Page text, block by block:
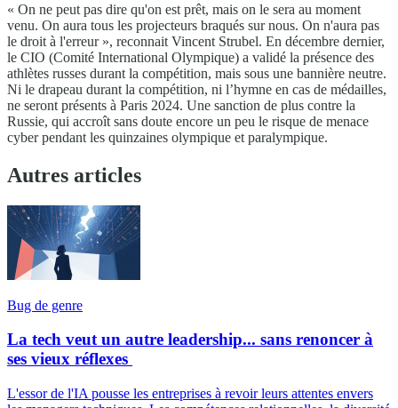
« On ne peut pas dire qu'on est prêt, mais on le sera au moment
venu. On aura tous les projecteurs braqués sur nous. On n'aura pas
le droit à l'erreur », reconnait Vincent Strubel. En décembre dernier,
le CIO (Comité International Olympique) a validé la présence des
athlètes russes durant la compétition, mais sous une bannière neutre.
Ni le drapeau durant la compétition, ni l’hymne en cas de médailles,
ne seront présents à Paris 2024. Une sanction de plus contre la
Russie, qui accroît sans doute encore un peu le risque de menace
cyber pendant les quinzaines olympique et paralympique.
Autres articles
Bug de genre
La tech veut un autre leadership... sans renoncer à
ses vieux réflexes
L'essor de l'IA pousse les entreprises à revoir leurs attentes envers